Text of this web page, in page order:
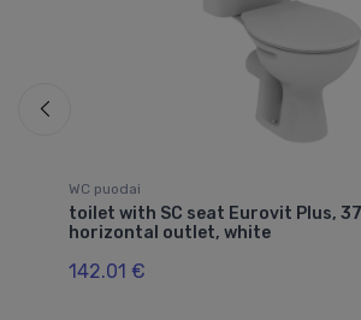
WC puodai
toilet with SC seat Eurovit Plus,
horizontal outlet, white
142.01 €